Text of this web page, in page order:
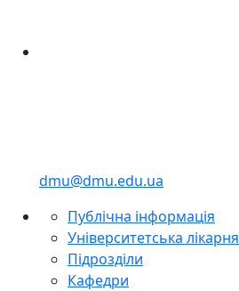
dmu@dmu.edu.ua
Публічна інформація
Університетська лікарня
Підрозділи
Кафедри